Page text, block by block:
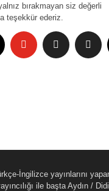
bırakmayan siz değerli
teşekkür ederiz.
İngilizce yayınlarını
ile başta Aydın /